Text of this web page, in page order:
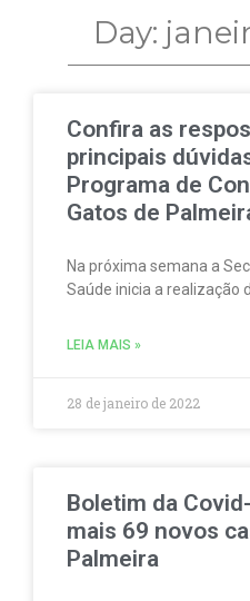
Day:
Confira as
principais
Programa de
Gatos de
Na próxima semana a
Saúde inicia a realização
LEIA MAIS »
28 de janeiro de 2022
Boletim da
mais 69 novos
Palmeira